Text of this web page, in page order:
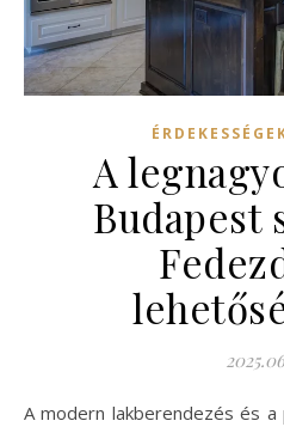
A
Budapest
A modern lakberendezés és a praktikus megoldások iránti